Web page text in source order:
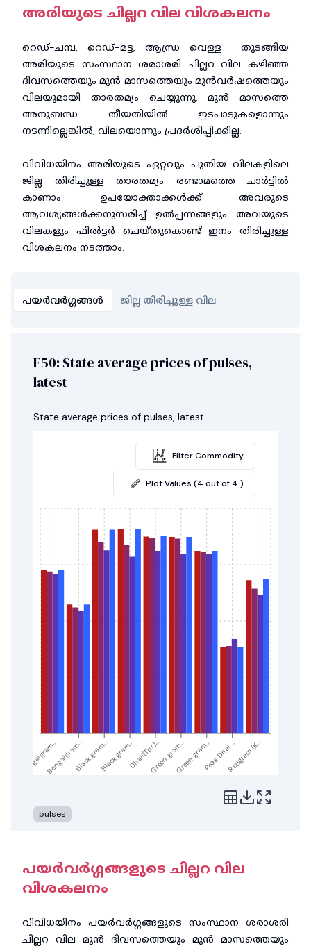
അരിയുടെ ചില്ലറ വില വിശകലനം
റെഡ്-ചമ്പ, റെഡ്-മട്ട, ആന്ധ്ര വെള്ള തുടങ്ങിയ
അരിയുടെ സംസ്ഥാന ശരാശരി ചില്ലറ വില കഴിഞ്ഞ
ദിവസത്തെയും മുൻ മാസത്തെയും മുൻവർഷത്തെയും
വിലയുമായി താരതമ്യം ചെയ്യുന്നു. മുൻ മാസത്തെ
അനുബന്ധ തീയതിയിൽ ഇടപാടുകളൊന്നും
നടന്നില്ലെങ്കിൽ, വിലയൊന്നും പ്രദർശിപ്പിക്കില്ല.
വിവിധയിനം അരിയുടെ ഏറ്റവും പുതിയ വിലകളിലെ
ജില്ല തിരിച്ചുള്ള താരതമ്യം രണ്ടാമത്തെ ചാർട്ടിൽ
കാണാം. ഉപയോക്താക്കൾക്ക് അവരുടെ
ആവശ്യങ്ങൾക്കനുസരിച്ച് ഉൽപ്പന്നങ്ങളും അവയുടെ
വിലകളും ഫിൽട്ടർ ചെയ്തുകൊണ്ട് ഇനം തിരിച്ചുള്ള
വിശകലനം നടത്താം.
പയർവർഗ്ഗങ്ങൾ ജില്ല തിരിച്ചുള്ള വില
E50: State average prices of pulses,
latest
State average prices of pulses, latest
Filter Commodity
Plot Values (4 out of 4 )
Bengalgram...Bengalgram...Black gram...Black gram...Dhall(Tur)...Green gram...Green gram...Peas Dhal ...Redgram (K...
pulses
പയർവർഗ്ഗങ്ങളുടെ ചില്ലറ വില
വിശകലനം
വിവിധയിനം പയർവർഗ്ഗങ്ങളുടെ സംസ്ഥാന ശരാശരി
ചില്ലറ വില മുൻ ദിവസത്തെയും മുൻ മാസത്തെയും